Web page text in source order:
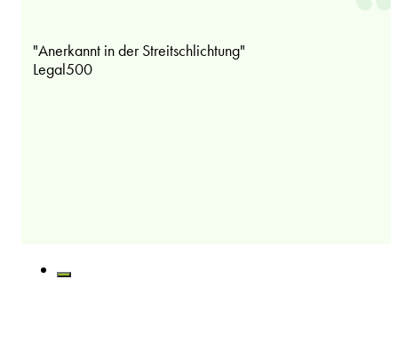
"Anerkannt in der Streitschlichtung"
Legal500